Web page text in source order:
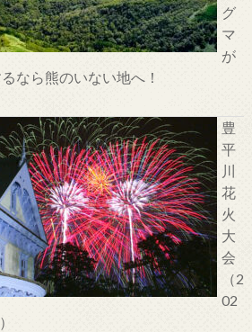
グ
マ
が
なら熊のいない地へ！
豊
平
川
花
火
大
会
（2
02